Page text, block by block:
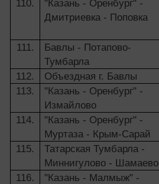
110.
"Казань - Оренбург" -
Дмитриевка - Поповка
111.
Бавлы - Потапово-
Тумбарла
112. Объездная г. Бавлы
113.
"Казань - Оренбург" -
Измайлово
114.
"Казань - Оренбург" -
Муртаза - Крым-Сарай
115.
Татарская Тумбарла -
Миннигулово - Шамаево
116.
"Казань - Малмыж" -